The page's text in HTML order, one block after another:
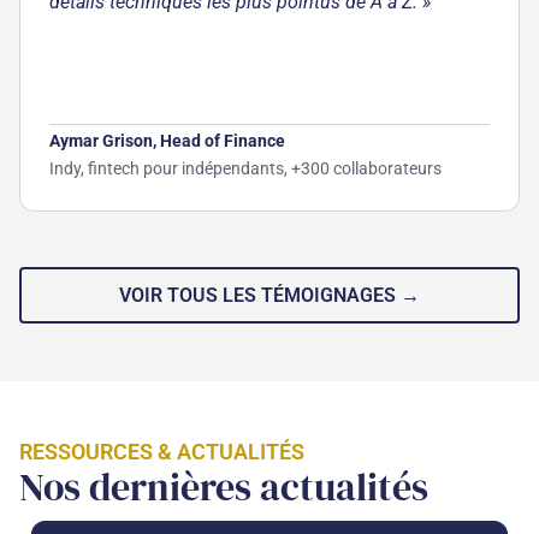
Aymar Grison, Head of Finance
Indy, fintech pour indépendants, +300 collaborateurs
VOIR TOUS LES TÉMOIGNAGES →
RESSOURCES & ACTUALITÉS
Nos dernières actualités